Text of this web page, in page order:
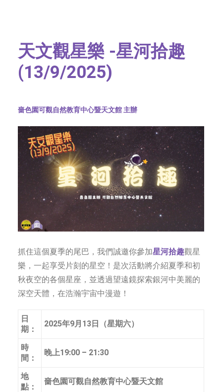
天文觀星樂 -星河拾趣
(13/9/2025)
嗇色園可觀自然教育中心暨天文館 主辦
抓住這個夏季的尾巴，我們誠邀你參加星河拾趣觀星
樂，一起享受片刻的星空！是次活動將介紹夏季和初
秋夜空的各個星座，並透過望遠鏡探索銀河中美麗的
深空天體，在浩瀚宇宙中漫遊！
日
期：
2025年9月13日（星期六）
時
間：
晚上19:00 – 21:30
地
點：
嗇色園可觀自然教育中心暨天文館